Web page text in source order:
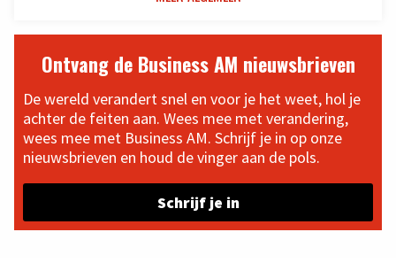
Ontvang de Business AM nieuwsbrieven
De wereld verandert snel en voor je het weet, hol je
achter de feiten aan. Wees mee met verandering,
wees mee met Business AM. Schrijf je in op onze
nieuwsbrieven en houd de vinger aan de pols.
Schrijf je in